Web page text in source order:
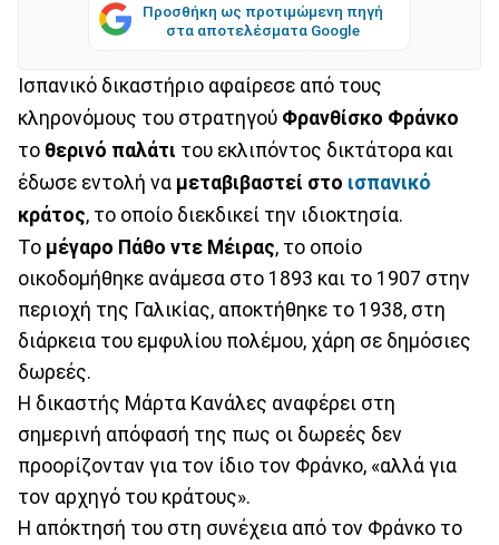
Προσθήκη ως προτιμώμενη πηγή
στα αποτελέσματα Google
Ισπανικό δικαστήριο αφαίρεσε από τους
κληρονόμους του στρατηγού Φρανθίσκο Φράνκο
το θερινό παλάτι του εκλιπόντος δικτάτορα και
έδωσε εντολή να μεταβιβαστεί στο ισπανικό
κράτος, το οποίο διεκδικεί την ιδιοκτησία.
Το μέγαρο Πάθο ντε Μέιρας, το οποίο
οικοδομήθηκε ανάμεσα στο 1893 και το 1907 στην
περιοχή της Γαλικίας, αποκτήθηκε το 1938, στη
διάρκεια του εμφυλίου πολέμου, χάρη σε δημόσιες
δωρεές.
Η δικαστής Μάρτα Κανάλες αναφέρει στη
σημερινή απόφασή της πως οι δωρεές δεν
προορίζονταν για τον ίδιο τον Φράνκο, «αλλά για
τον αρχηγό του κράτους».
Η απόκτησή του στη συνέχεια από τον Φράνκο το